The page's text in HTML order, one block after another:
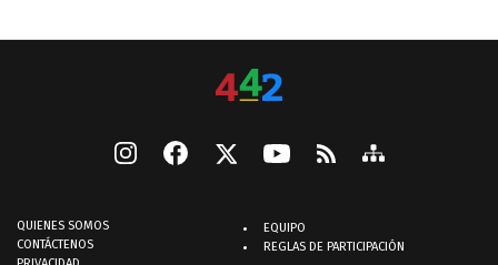
QUIENES SOMOS
CONTÁCTENOS
EQUIPO
REGLAS DE PARTICIPACIÓN